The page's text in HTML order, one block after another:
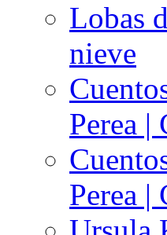
Lobas
nieve
Perea |
Perea |